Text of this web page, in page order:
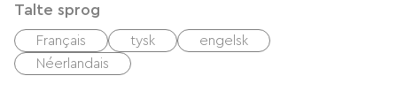
Talte sprog
Français tysk
engelsk
Néerlandais